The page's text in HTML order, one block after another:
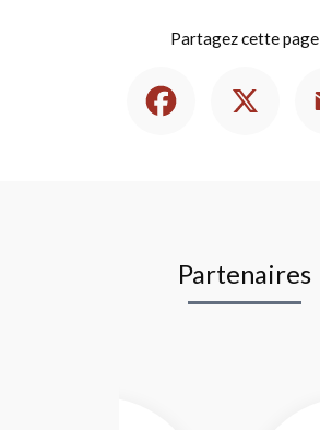
Partagez cette page
Partenaires